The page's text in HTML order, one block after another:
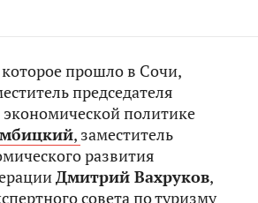
прошло в Сочи,
председателя
политике
, заместитель
развития
Дмитрий Вахруков,
совета по туризму